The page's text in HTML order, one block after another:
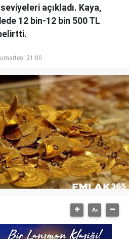
açıkladı. Kaya,
12 bin-12 bin 500 TL
21:00